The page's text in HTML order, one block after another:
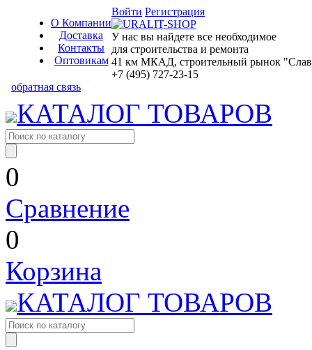
О Компании
Доставка
Контакты
Оптовикам
Войти Регистрация
У нас вы найдете все необходимое
для строительства и ремонта
41 км МКАД, строительный рынок
+7 (495) 727-23-15
обратная связь
КАТАЛОГ ТОВАРОВ
0
Сравнение
0
Корзина
КАТАЛОГ ТОВАРОВ